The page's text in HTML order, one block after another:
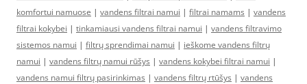
komfortui namuose | vandens filtrai namui | filtrai namams | vandens
filtrai kokybei | tinkamiausi vandens filtrai namui | vandens filtravimo
sistemos namui | filtrų sprendimai namui | ieškome vandens filtrų
namui | vandens filtrų namui rūšys | vandens kokybei filtrai namui |
vandens namui filtrų pasirinkimas | vandens filtrų rtūšys | vandens